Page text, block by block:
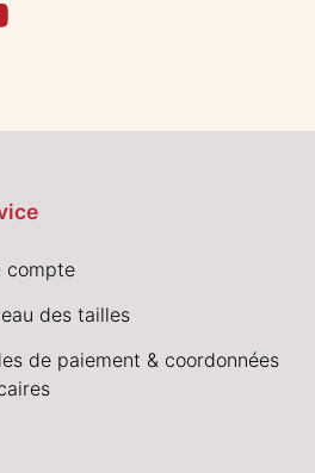
compte
des tailles
de paiement & coordonnées